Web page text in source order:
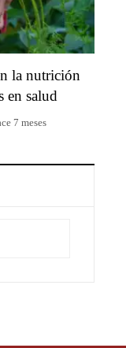
la nutrición
en salud
7 meses